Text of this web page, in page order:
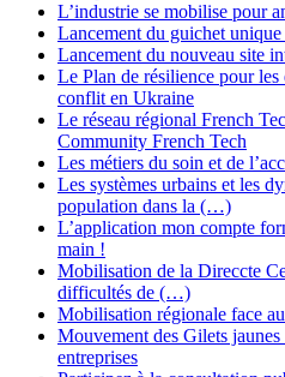
L’industrie se mobilise pour
Lancement du guichet unique
Lancement du nouveau site
Le Plan de résilience pour les
conflit en Ukraine
Le réseau régional French
Community French Tech
Les métiers du soin et de
Les systèmes urbains et les
population dans la (…)
L’application mon compte
main !
Mobilisation de la Direccte
difficultés de (…)
Mobilisation régionale face
Mouvement des Gilets jaunes
entreprises